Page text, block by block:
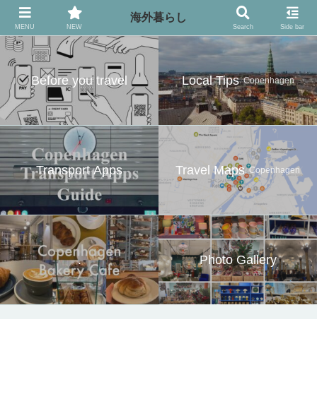
異国の地でのお役立ち情報
Before you travel Local Tips. Copenhagen
Transport Apps Travel Maps. Copenhagen
. Photo Gallery
MENU NEW
海外暮らし
Search Side bar